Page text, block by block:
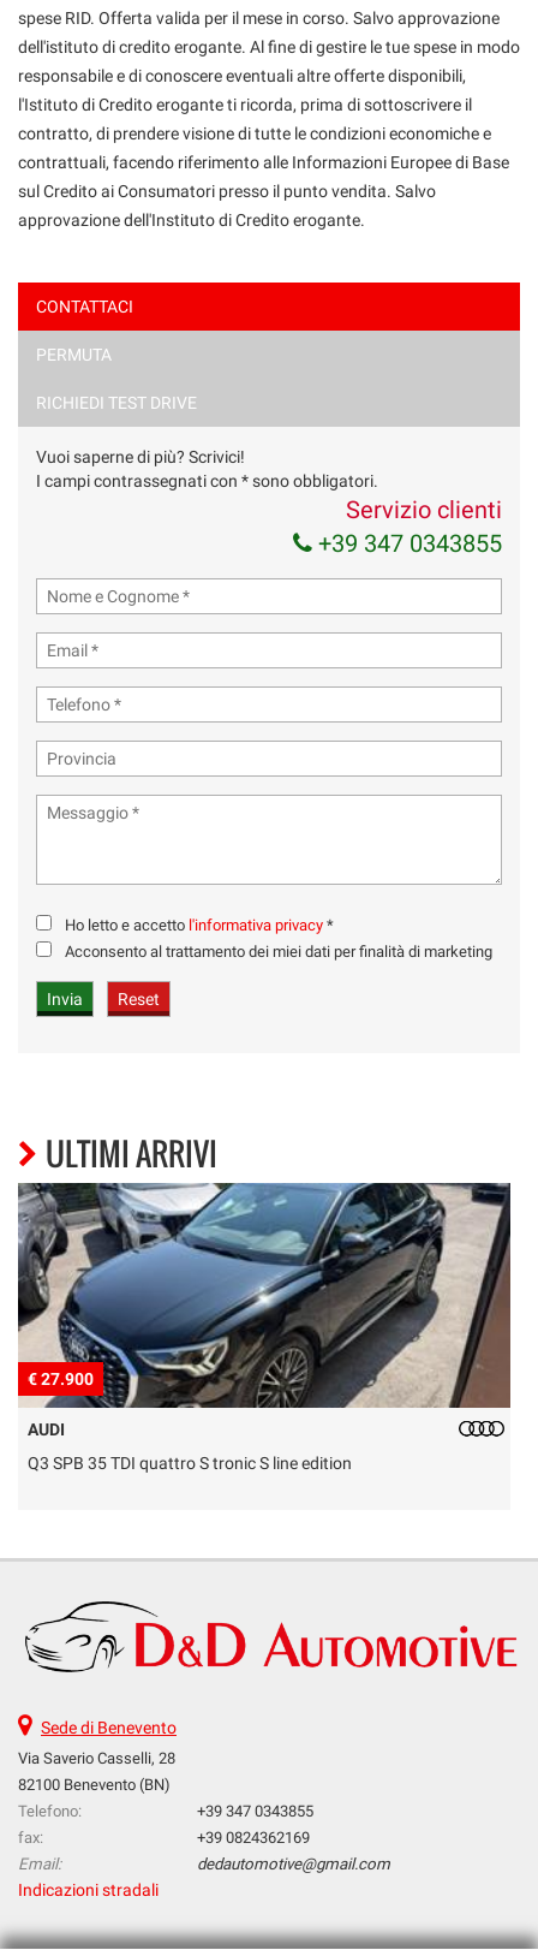
Ho letto e accetto
marketing
Invia la tua richiesta
spese RID. Offerta valida per il mese in corso. Salvo approvazione
dell'istituto di credito erogante. Al fine di gestire le tue spese in modo
responsabile e di conoscere eventuali altre offerte disponibili,
l'Istituto di Credito erogante ti ricorda, prima di sottoscrivere il
contratto, di prendere visione di tutte le condizioni economiche e
contrattuali, facendo riferimento alle Informazioni Europee di Base
sul Credito ai Consumatori presso il punto vendita. Salvo
approvazione dell'Instituto di Credito erogante.
CONTATTACI
PERMUTA
RICHIEDI TEST DRIVE
Vuoi saperne di più? Scrivici!
I campi contrassegnati con * sono obbligatori.
Servizio clienti
+39 347 0343855
Ho letto e accetto l'informativa privacy *
Acconsento al trattamento dei miei dati per finalità di marketing
ULTIMI ARRIVI
€ 27.900
AUDI
Q3 SPB 35 TDI quattro S tronic S line edition
Sede di Benevento
Via Saverio Casselli, 28
82100 Benevento (BN)
Telefono:
+39 347 0343855
fax:
+39 0824362169
Email:
dedautomotive@gmail.com
Indicazioni stradali